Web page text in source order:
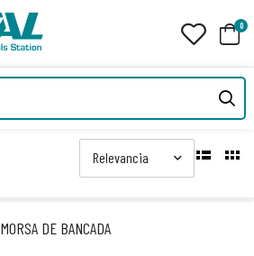
0
MORSA DE BANCADA